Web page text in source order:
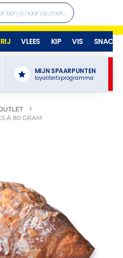
VLEES KIP VIS SNACKS
MIJN SPAARPUNTEN
loyaliteitsprogramma
À 80 GRAM